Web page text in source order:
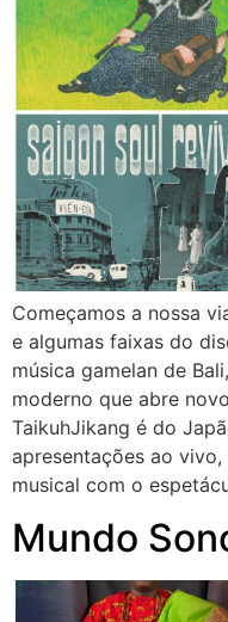
Começamos a nossa
e algumas faixas do
música gamelan de
moderno que abre
TaikuhJikang é do
apresentações ao
musical com o
Mundo